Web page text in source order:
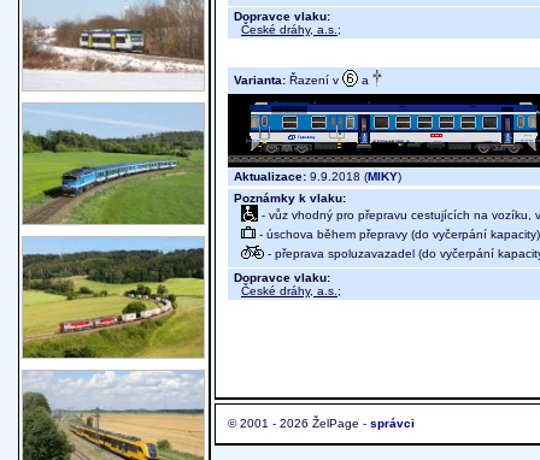
Dopravce vlaku:
České dráhy, a.s. ;
Varianta: Řazení v a
Aktualizace: 9.9.2018 (MIKY)
Poznámky k vlaku:
- vůz vhodný pro přepravu cestujících na vozíku,
- úschova během přepravy (do vyčerpání kapacity)
- přeprava spoluzavazadel (do vyčerpání
Dopravce vlaku:
České dráhy, a.s. ;
© 2001 - 2026 ŽelPage - správci